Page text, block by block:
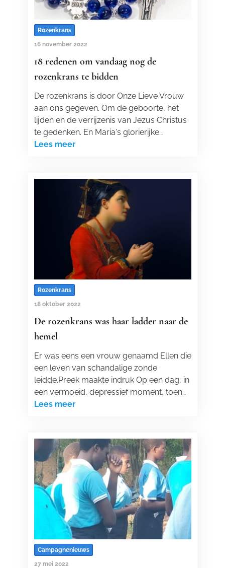
Rozenkrans
16 november 2022
18 redenen om vandaag nog de
rozenkrans te bidden
De rozenkrans is door Onze Lieve Vrouw
aan ons gegeven. Om de geboorte, het
lijden en de verrijzenis van Jezus Christus
te gedenken. En Maria's glorierijke…
Lees meer
Rozenkrans
18 oktober 2022
De rozenkrans was haar ladder naar de
hemel
Er was eens een vrouw genaamd Ellen die
een leven van schandalige zonde
leidde.Preek maakte indruk Op een dag, in
een vermoeid, depressief moment, toen…
Lees meer
Campagnenieuws
27 mei 2022